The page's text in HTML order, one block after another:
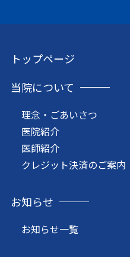
トップページ
当院について
理念・ごあいさつ
医院紹介
医師紹介
クレジット決済のご案内
お知らせ
お知らせ一覧